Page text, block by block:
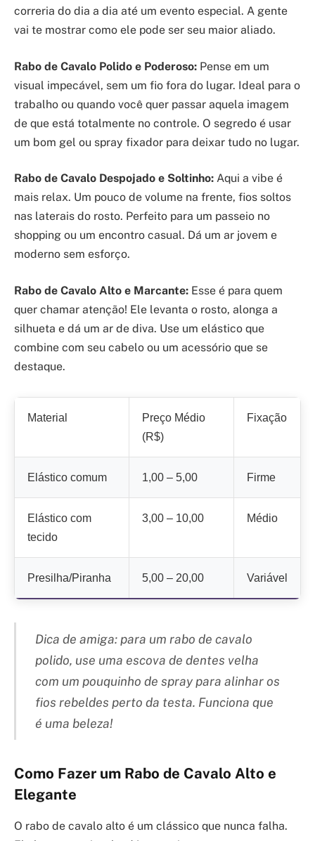
correria do dia a dia até um evento especial. A gente
vai te mostrar como ele pode ser seu maior aliado.
Rabo de Cavalo Polido e Poderoso: Pense em um
visual impecável, sem um fio fora do lugar. Ideal para o
trabalho ou quando você quer passar aquela imagem
de que está totalmente no controle. O segredo é usar
um bom gel ou spray fixador para deixar tudo no lugar.
Rabo de Cavalo Despojado e Soltinho: Aqui a vibe é
mais relax. Um pouco de volume na frente, fios soltos
nas laterais do rosto. Perfeito para um passeio no
shopping ou um encontro casual. Dá um ar jovem e
moderno sem esforço.
Rabo de Cavalo Alto e Marcante: Esse é para quem
quer chamar atenção! Ele levanta o rosto, alonga a
silhueta e dá um ar de diva. Use um elástico que
combine com seu cabelo ou um acessório que se
destaque.
Material
Preço Médio
(R$)
Fixação
Elástico comum 1,00 – 5,00 Firme
Elástico com
tecido
3,00 – 10,00 Médio
Presilha/Piranha 5,00 – 20,00 Variável
Dica de amiga: para um rabo de cavalo
polido, use uma escova de dentes velha
com um pouquinho de spray para alinhar os
fios rebeldes perto da testa. Funciona que
é uma beleza!
Como Fazer um Rabo de Cavalo Alto e
Elegante
O rabo de cavalo alto é um clássico que nunca falha.